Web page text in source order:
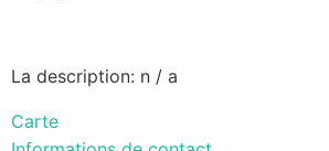
La description: n / a
Carte